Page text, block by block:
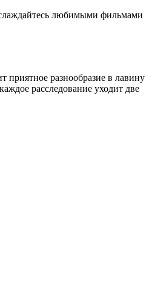
любимыми фильмами
приятное разнообразие в лавину
расследование уходит две